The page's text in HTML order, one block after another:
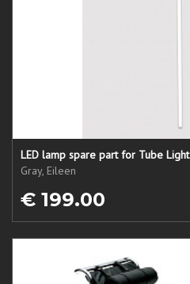
LED lamp spare part for Tube Light
Gray, Eileen
€ 199.00